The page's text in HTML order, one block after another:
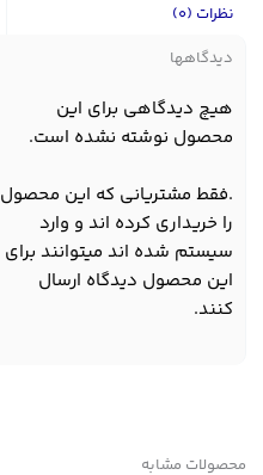
نظرات (0)
دیدگاهها
هیچ دیدگاهی برای این
محصول نوشته نشده است.
.فقط مشتریانی که این محصول
را خریداری کرده اند و وارد
سیستم شده اند میتوانند برای
این محصول دیدگاه ارسال
کنند.
محصولات مشابه